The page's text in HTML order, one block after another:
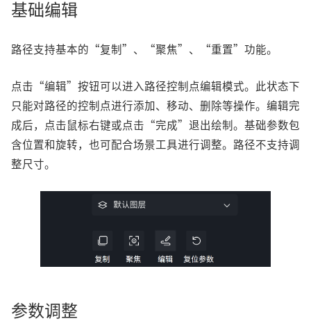
基础编辑
路径支持基本的“复制”、“聚焦”、“重置”功能。
点击“编辑”按钮可以进入路径控制点编辑模式。此状态下
只能对路径的控制点进行添加、移动、删除等操作。编辑完
成后，点击鼠标右键或点击“完成”退出绘制。基础参数包
含位置和旋转，也可配合场景工具进行调整。路径不支持调
整尺寸。
参数调整